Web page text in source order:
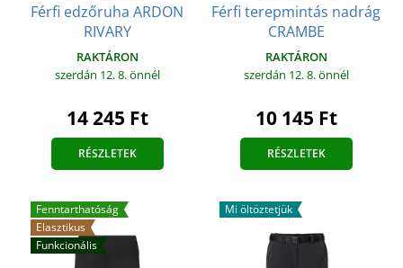
Férfi edzőruha ARDON
RIVARY
RAKTÁRON
szerdán 12. 8.önnél
14 245 Ft
RÉSZLETEK
Férfi terepmintás nadrág
CRAMBE
RAKTÁRON
szerdán 12. 8.önnél
10 145 Ft
RÉSZLETEK
Fenntarthatóság
Elasztikus
Funkcionális
Mi öltöztetjük